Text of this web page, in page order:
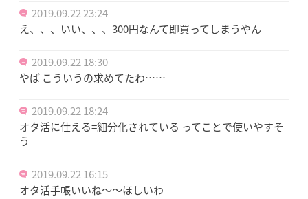
2019.09.22 23:24
え、、、いい、、、300円なんて即買ってしまうやん
2019.09.22 18:30
やば こういうの求めてたわ……
2019.09.22 18:24
オタ活に仕える=細分化されている ってことで使いやすそ
う
2019.09.22 16:15
オタ活手帳いいね〜〜ほしいわ